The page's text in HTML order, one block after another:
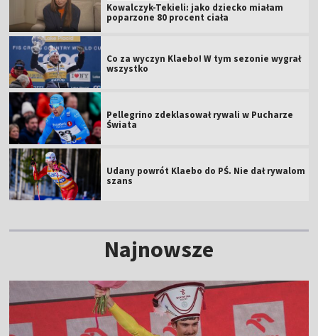
Kowalczyk-Tekieli: jako dziecko miałam
poparzone 80 procent ciała
Co za wyczyn Klaebo! W tym sezonie wygrał
wszystko
Pellegrino zdeklasował rywali w Pucharze
Świata
Udany powrót Klaebo do PŚ. Nie dał rywalom
szans
Najnowsze